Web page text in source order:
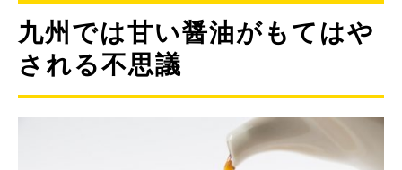
九州では甘い醤油がもてはや
される不思議